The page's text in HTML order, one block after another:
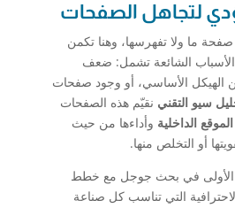
لتجاهل الصفحات
ما ولا تفهرسها، وهنا تكمن
الشائعة تشمل: ضعف
الهيكل الأساسي، أو وجود صفحات
سيو التقني نقيّم هذه الصفحات
الموقع الداخلية وأداءها من حيث
أو التخلص منها.
الأولى في بحث جوجل مع خطط
التي تناسب كل صناعة